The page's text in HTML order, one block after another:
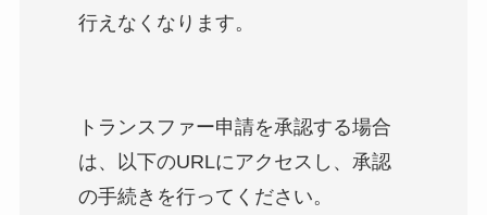
行えなくなります。
トランスファー申請を承認する場合
は、以下のURLにアクセスし、承認
の手続きを行ってください。